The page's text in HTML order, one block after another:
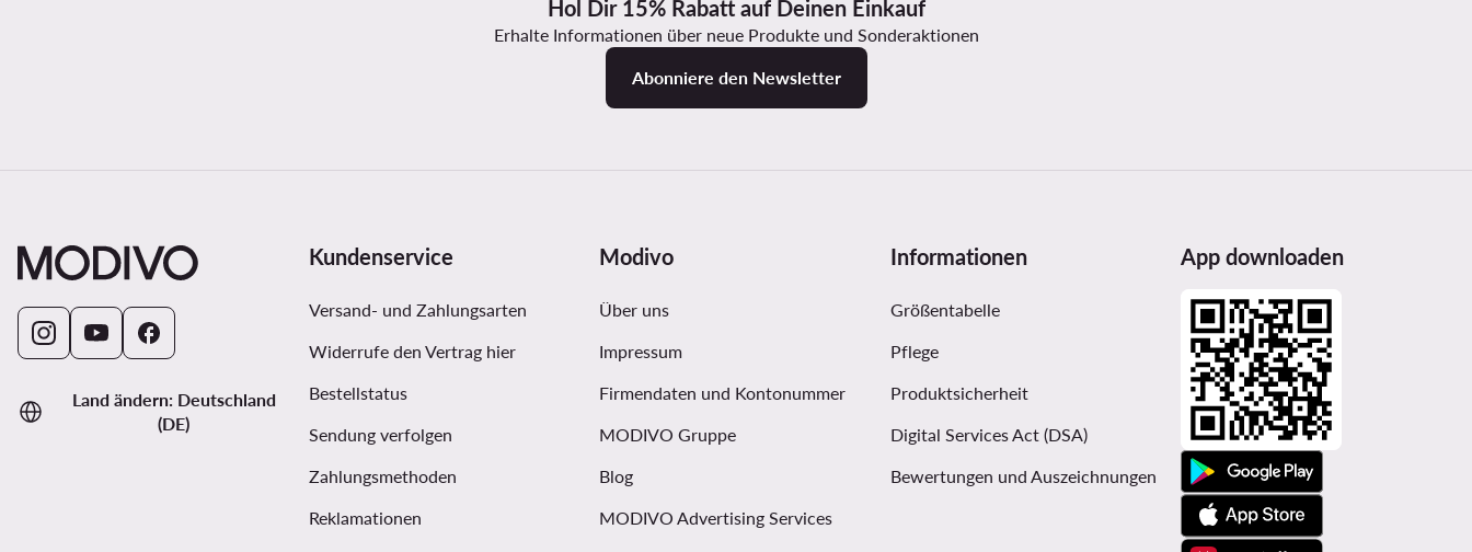
Hol Dir 15% Rabatt auf Deinen Einkauf
Erhalte Informationen über neue Produkte und Sonderaktionen
Abonniere den Newsletter
Land ändern: Deutschland
(DE)
Kundenservice
Versand- und Zahlungsarten
Widerrufe den Vertrag hier
Bestellstatus
Sendung verfolgen
Zahlungsmethoden
Reklamationen
Modivo
Über uns
Impressum
Firmendaten und Kontonummer
MODIVO Gruppe
Blog
MODIVO Advertising Services
Informationen
Größentabelle
Pflege
Produktsicherheit
Digital Services Act (DSA)
Bewertungen und Auszeichnungen
App downloaden